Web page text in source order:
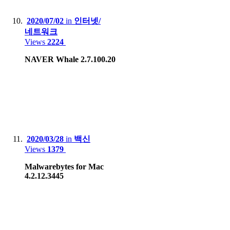
2020/07/02 in 인터넷/
네트워크
Views 2224
NAVER Whale 2.7.100.20
2020/03/28 in 백신
Views 1379
Malwarebytes for Mac
4.2.12.3445